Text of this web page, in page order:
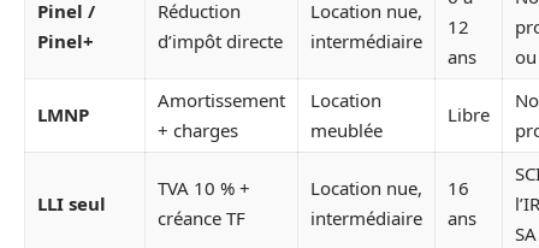
Pinel /
Pinel+
Réduction
d’impôt directe
Location nue,
intermédiaire
12
ans
ou
LMNP
Amortissement
+ charges
Location
meublée
Libre
LLI seul
TVA 10 % +
créance TF
Location nue,
intermédiaire
16
ans
SA